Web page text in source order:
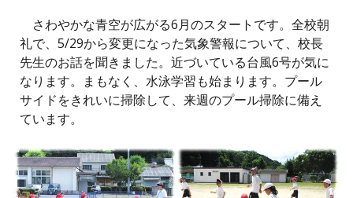
さわやかな青空が広がる6月のスタートです。全校朝
礼で、5/29から変更になった気象警報について、校長
先生のお話を聞きました。近づいている台風6号が気に
なります。まもなく、水泳学習も始まります。プール
サイドをきれいに掃除して、来週のプール掃除に備え
ています。